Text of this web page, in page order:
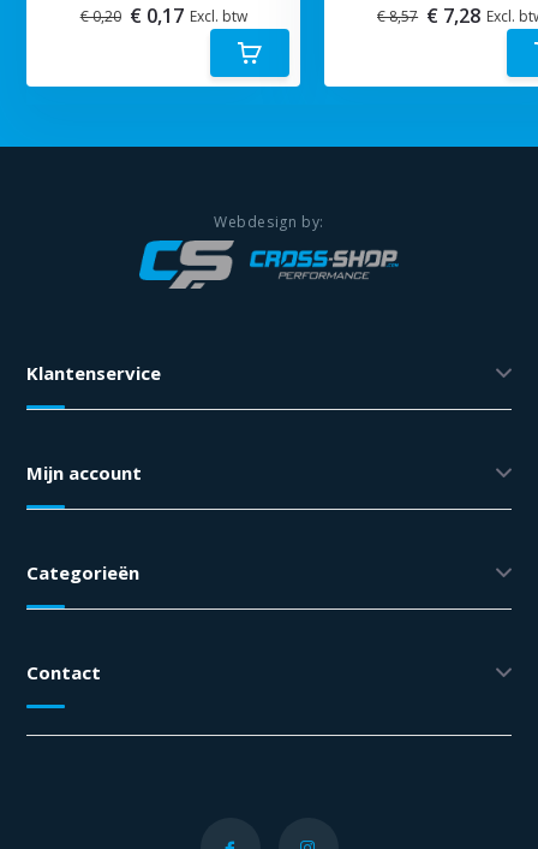
€ 0,20 € 0,17 Excl. btw € 8,57 € 7,28 Excl.
Klantenservice
Mijn account
Categorieën
Contact